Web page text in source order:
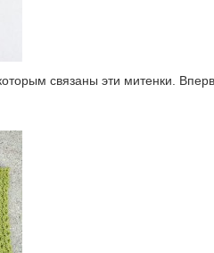
связаны эти митенки.